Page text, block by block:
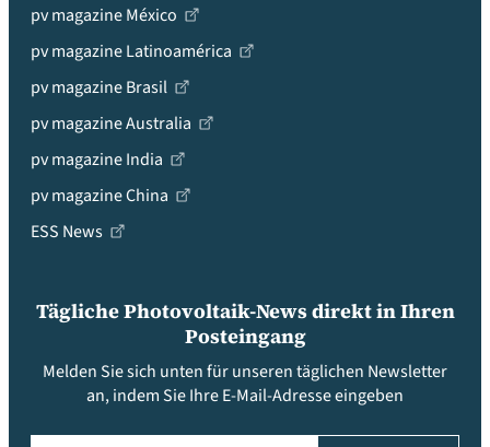
pv magazine México
pv magazine Latinoamérica
pv magazine Brasil
pv magazine Australia
pv magazine India
pv magazine China
ESS News
Tägliche Photovoltaik-News direkt in Ihren
Posteingang
Melden Sie sich unten für unseren täglichen Newsletter
an, indem Sie Ihre E-Mail-Adresse eingeben